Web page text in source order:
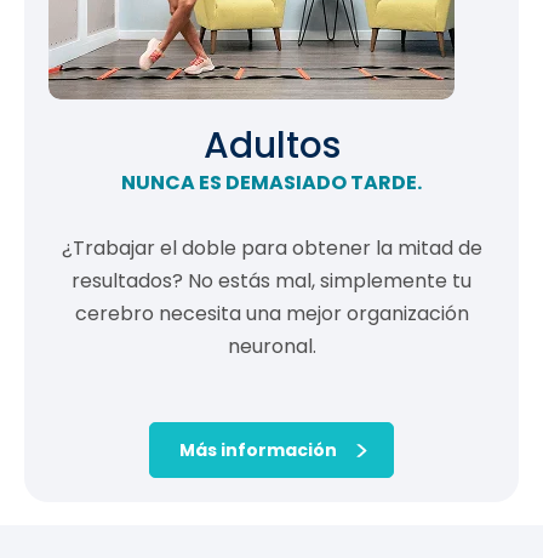
Adultos
NUNCA ES DEMASIADO TARDE.
¿Trabajar el doble para obtener la mitad de
resultados? No estás mal, simplemente tu
cerebro necesita una mejor organización
neuronal.
Más información